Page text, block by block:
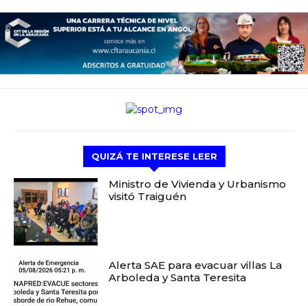
QUIZÁ TE INTERESE LEER
Ministro de Vivienda y Urbanismo
visitó Traiguén
Alerta SAE para evacuar villas La
Arboleda y Santa Teresita